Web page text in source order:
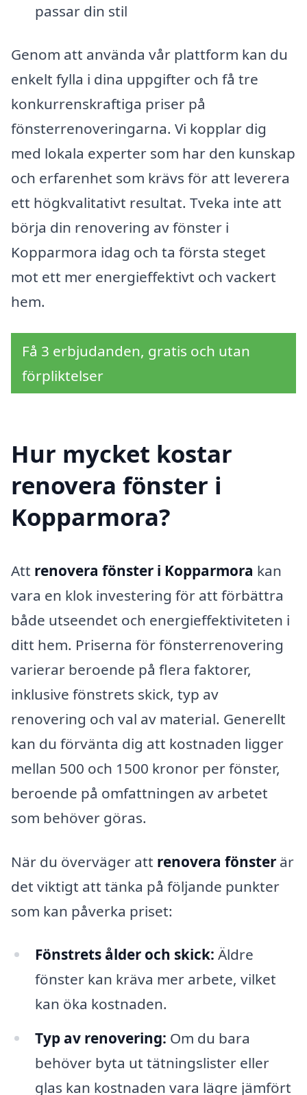
passar din stil
Genom att använda vår plattform kan du
enkelt fylla i dina uppgifter och få tre
konkurrenskraftiga priser på
fönsterrenoveringarna. Vi kopplar dig
med lokala experter som har den kunskap
och erfarenhet som krävs för att leverera
ett högkvalitativt resultat. Tveka inte att
börja din renovering av fönster i
Kopparmora idag och ta första steget
mot ett mer energieffektivt och vackert
hem.
Få 3 erbjudanden, gratis och utan
förpliktelser
Hur mycket kostar
renovera fönster i
Kopparmora?
Att renovera fönster i Kopparmora kan
vara en klok investering för att förbättra
både utseendet och energieffektiviteten i
ditt hem. Priserna för fönsterrenovering
varierar beroende på flera faktorer,
inklusive fönstrets skick, typ av
renovering och val av material. Generellt
kan du förvänta dig att kostnaden ligger
mellan 500 och 1500 kronor per fönster,
beroende på omfattningen av arbetet
som behöver göras.
När du överväger att renovera fönster är
det viktigt att tänka på följande punkter
som kan påverka priset:
Fönstrets ålder och skick: Äldre
fönster kan kräva mer arbete, vilket
kan öka kostnaden.
Typ av renovering: Om du bara
behöver byta ut tätningslister eller
glas kan kostnaden vara lägre jämfört